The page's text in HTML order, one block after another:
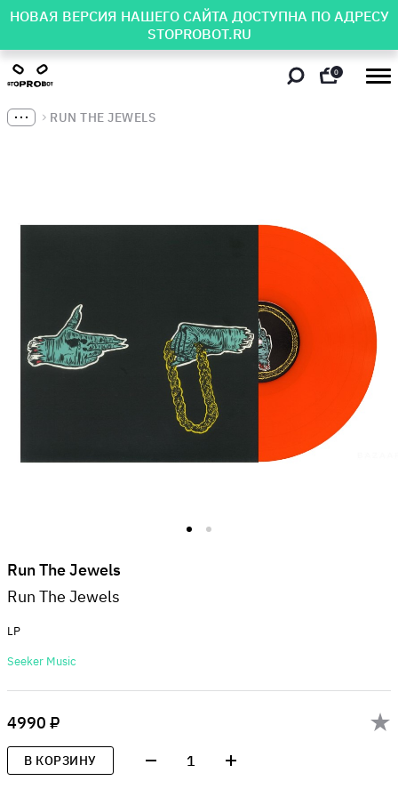
НОВАЯ ВЕРСИЯ НАШЕГО САЙТА ДОСТУПНА ПО АДРЕСУ
STOPROBOT.RU
0
RUN THE JEWELS
Run The Jewels
Run The Jewels
LP
Seeker Music
4990 ₽
В КОРЗИНУ 1